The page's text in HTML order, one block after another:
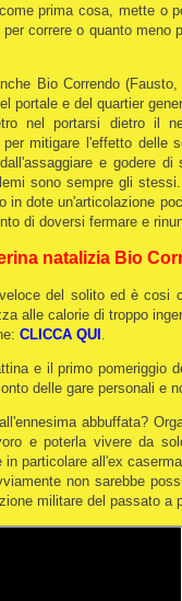
prima cosa, mette o
correre o quanto meno
Bio Correndo
portale e del quartier
nel portarsi dietro il
per mitigare l'effetto delle
e godere di
sono sempre gli
dote un'articolazione
di doversi fermare e
natalizia Bio
del solito ed è cosi
alle calorie di troppo
CLICCA QUI
e il primo pomeriggio
delle gare personali e
abbuffata?
e poterla vivere da
particolare all'ex
non sarebbe
militare del passato a